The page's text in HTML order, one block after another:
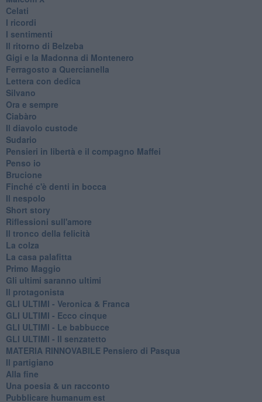
Celati
I ricordi
I sentimenti
Il ritorno di Belzeba
Gigi e la Madonna di Montenero
Ferragosto a Quercianella
Lettera con dedica
Silvano
Ora e sempre
Ciabàro
Il diavolo custode
Sudario
Pensieri in libertà e il compagno Maffei
Penso io
Brucione
Finché c'è denti in bocca
Il nespolo
Short story
Riflessioni sull'amore
Il tronco della felicità
La colza
La casa palafitta
Primo Maggio
Gli ultimi saranno ultimi
Il protagonista
GLI ULTIMI - Veronica & Franca
GLI ULTIMI - Ecco cinque
GLI ULTIMI - Le babbucce
GLI ULTIMI - Il senzatetto
MATERIA RINNOVABILE Pensiero di Pasqua
Il partigiano
Alla fine
Una poesia & un racconto
Pubblicare humanum est